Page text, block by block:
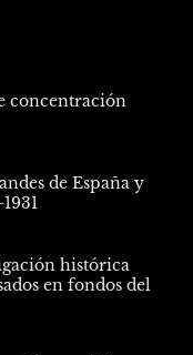
concentración
de España y
histórica
en fondos del